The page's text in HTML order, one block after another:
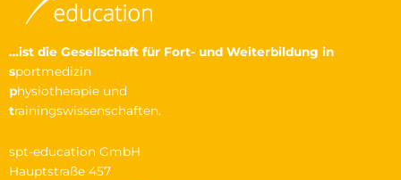
…ist die Gesellschaft für Fort- und Weiterbildung in
sportmedizin
physiotherapie und
trainingswissenschaften.
spt-education GmbH
Hauptstraße 457